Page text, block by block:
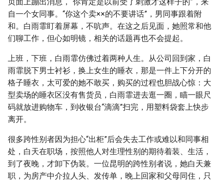
页面上蹦出消息，“你肯定是以前受了刺激才这样子的”，来
自一个女同事。“你这个卖××的不要讲话”，男同事跟着附
和。白雨霏盯着屏幕，不吭声。在这之后见面，她照常和他
们聊工作，但心如明镜，相关的话题再也不会提起。
上班，下班，白雨霏仿佛过着两种人生。从公司回到家，白
雨霏脱下男士衬衫，换上女生的睡衣，那是一件上下分开的
格子睡衣，太可爱的她不敢买，购买的过程也胆战心惊：大
型卖场的睡衣区没有售货员，白雨霏进去逛一圈，瞄一眼尺
码就放进购物车，到收银台“滴滴”扫完，用塑料袋套上快步
离开。
很多跨性别者因为担心“出柜”后会失去工作或难以和同事相
处，白天在职场，按照他人对生理性别的期待着装、生活，
到了夜晚，才卸下伪装。一位昆明的跨性别者说，她白天兼
职，为房产中介拉人头、发传单，晚上回家和父母同住，只